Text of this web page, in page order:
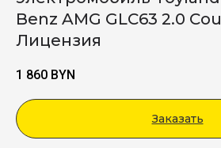
Benz AMG GLC63 2.0
Лицензия
1 860 BYN
Заказать